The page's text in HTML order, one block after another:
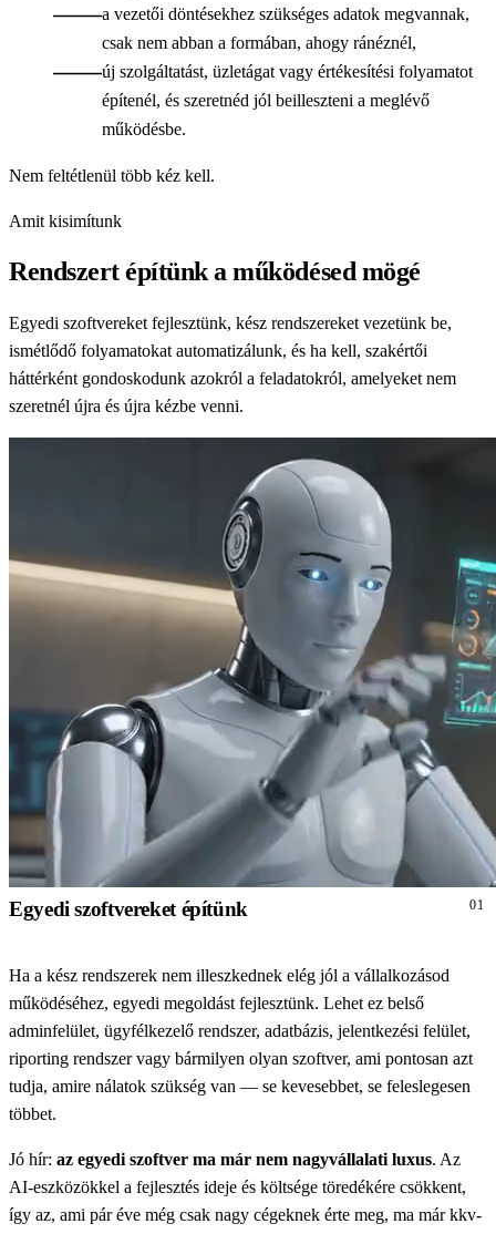
a vezetői döntésekhez szükséges adatok megvannak,
csak nem abban a formában, ahogy ránéznél,
új szolgáltatást, üzletágat vagy értékesítési folyamatot
építenél, és szeretnéd jól beilleszteni a meglévő
működésbe.
Nem feltétlenül több kéz kell.
Amit kisimítunk
Rendszert építünk a működésed mögé
Egyedi szoftvereket fejlesztünk, kész rendszereket vezetünk be,
ismétlődő folyamatokat automatizálunk, és ha kell, szakértői
háttérként gondoskodunk azokról a feladatokról, amelyeket nem
szeretnél újra és újra kézbe venni.
Egyedi szoftvereket építünk 01
Ha a kész rendszerek nem illeszkednek elég jól a vállalkozásod
működéséhez, egyedi megoldást fejlesztünk. Lehet ez belső
adminfelület, ügyfélkezelő rendszer, adatbázis, jelentkezési felület,
riporting rendszer vagy bármilyen olyan szoftver, ami pontosan azt
tudja, amire nálatok szükség van — se kevesebbet, se feleslegesen
többet.
Jó hír: az egyedi szoftver ma már nem nagyvállalati luxus. Az
AI-eszközökkel a fejlesztés ideje és költsége töredékére csökkent,
így az, ami pár éve még csak nagy cégeknek érte meg, ma már kkv-